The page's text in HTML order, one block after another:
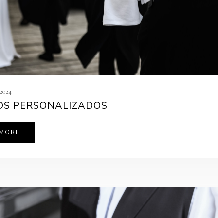
|
PERSONALIZADOS